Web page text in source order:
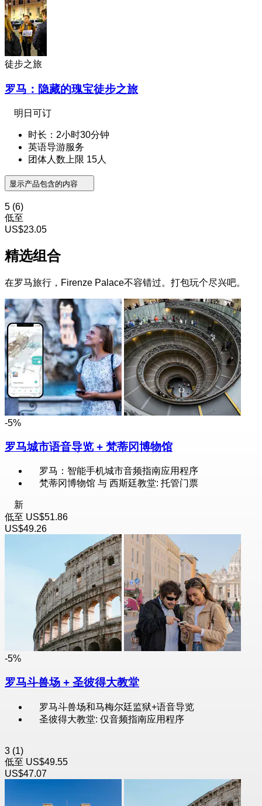
徒步之旅
罗马：隐藏的瑰宝徒步之旅
明日可订
时长：2小时30分钟
英语导游服务
团体人数上限 15人
显示产品包含的内容
5 (6)
低至
US$23.05
精选组合
在罗马旅行，Firenze Palace不容错过。打包玩个尽兴吧。
-5%
罗马城市语音导览 + 梵蒂冈博物馆
罗马：智能手机城市音频指南应用程序
梵蒂冈博物馆 与 西斯廷教堂: 托管门票
新
低至 US$51.86
US$49.26
-5%
罗马斗兽场 + 圣彼得大教堂
罗马斗兽场和马梅尔廷监狱+语音导览
圣彼得大教堂: 仅音频指南应用程序
3 (1)
低至 US$49.55
US$47.07